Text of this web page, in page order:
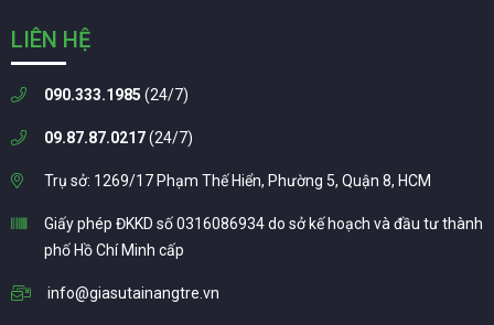
LIÊN HỆ
090.333.1985 (24/7)
09.87.87.0217(24/7)
Trụ sở: 1269/17 Phạm Thế Hiển, Phường 5, Quận 8, HCM
Giấy phép ĐKKD số 0316086934 do sở kế hoạch và đầu tư thành
phố Hồ Chí Minh cấp
info@giasutainangtre.vn